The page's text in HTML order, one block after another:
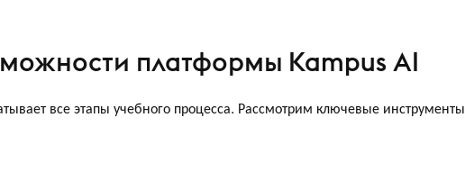
платформы Kampus AI
все этапы учебного процесса. Рассмотрим ключевые инструменты